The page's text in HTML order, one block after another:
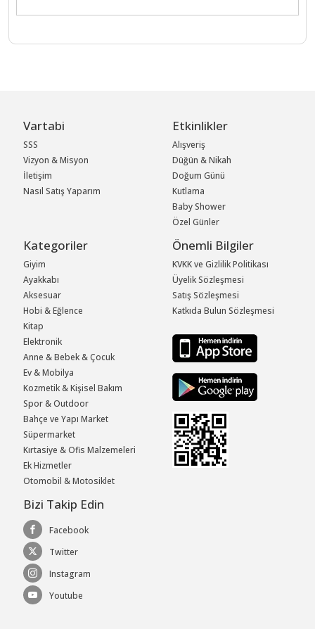
Vartabi
SSS
Vizyon & Misyon
İletişim
Nasıl Satış Yaparım
Etkinlikler
Alışveriş
Düğün & Nikah
Doğum Günü
Kutlama
Baby Shower
Özel Günler
Kategoriler
Giyim
Ayakkabı
Aksesuar
Hobi & Eğlence
Kitap
Elektronik
Anne & Bebek & Çocuk
Ev & Mobilya
Kozmetik & Kişisel Bakım
Spor & Outdoor
Bahçe ve Yapı Market
Süpermarket
Kırtasiye & Ofis Malzemeleri
Ek Hizmetler
Otomobil & Motosiklet
Önemli Bilgiler
KVKK ve Gizlilik Politikası
Üyelik Sözleşmesi
Satış Sözleşmesi
Katkıda Bulun Sözleşmesi
Bizi Takip Edin
Facebook
Twitter
Instagram
Youtube